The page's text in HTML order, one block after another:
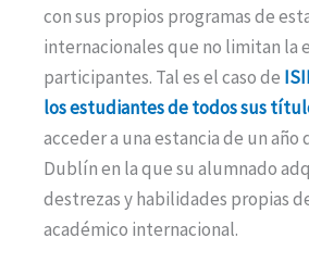
con sus propios programas de
internacionales que no limitan la
participantes. Tal es el caso de
los estudiantes de todos sus
acceder a una estancia de un año
Dublín en la que su alumnado
destrezas y habilidades propias
académico internacional.